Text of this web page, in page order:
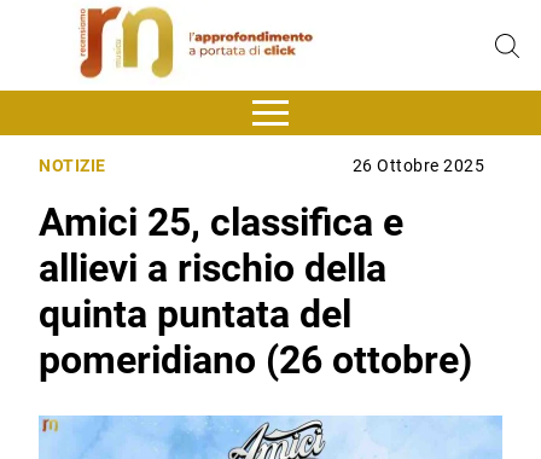
NOTIZIE 26 Ottobre 2025
Amici 25, classifica e
allievi a rischio della
quinta puntata del
pomeridiano (26 ottobre)